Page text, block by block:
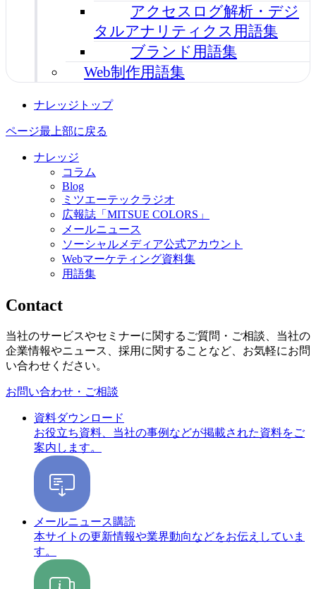
アクセスログ解析・デジ
タルアナリティクス用語集
ブランド用語集
Web制作用語集
ナレッジトップ
ページ最上部に戻る
ナレッジ
コラム
Blog
ミツエーテックラジオ
広報誌「MITSUE COLORS」
メールニュース
ソーシャルメディア公式アカウント
Webマーケティング資料集
用語集
Contact
当社のサービスやセミナーに関するご質問・ご相談、当社の
企業情報やニュース、採用に関することなど、お気軽にお問
い合わせください。
お問い合わせ・ご相談
資料ダウンロード
お役立ち資料、当社の事例などが掲載された資料をご
案内します。
メールニュース購読
本サイトの更新情報や業界動向などをお伝えしていま
す。